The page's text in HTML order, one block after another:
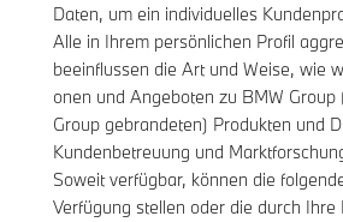
Daten, um ein individuelles
Alle in Ihrem persönlichen Profil
beeinflussen die Art und Weise, wie
onen und Angeboten zu BMW Group
Group gebrandeten) Produkten und
Kundenbetreuung und
Soweit verfügbar, können die
Verfügung stellen oder die durch Ihre